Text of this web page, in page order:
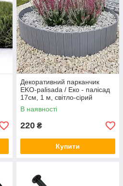
Декоративний парканчик
EKO-palisada / Еко - палісад
17см, 1 м, світло-сірий
(Польща)
В наявності
220 ₴
Купити